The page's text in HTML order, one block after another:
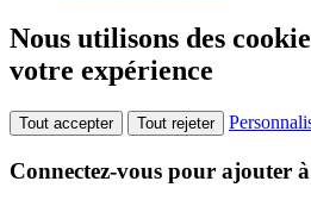
Nous utilisons des
votre expérience
Tout accepter Tout rejeter
Connectez-vous pour ajouter